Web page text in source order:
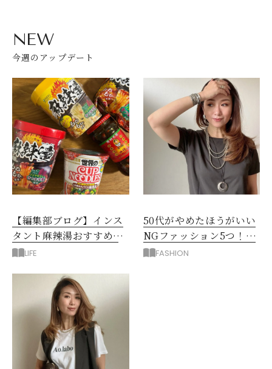
NEW
今週のアップデート
【編集部ブログ】インス
タント麻辣湯おすすめ3
選！シビ辛好きはお試し
LIFE
50代がやめたほうがいい
NGファッション5つ！手
持ち服を見直すコツ
FASHION